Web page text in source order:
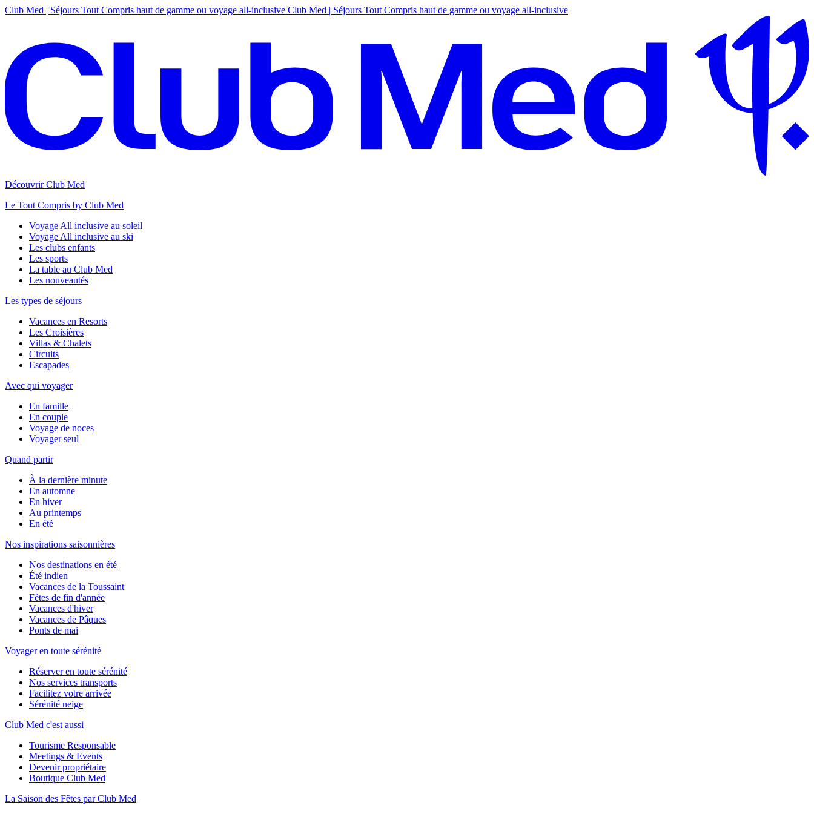
Club Med | Séjours Tout Compris haut de gamme ou voyage all-inclusive Club Med | Séjours Tout Compris haut de gamme ou voyage all-inclusive
Découvrir Club Med
Le Tout Compris by Club Med
Voyage All inclusive au soleil
Voyage All inclusive au ski
Les clubs enfants
Les sports
La table au Club Med
Les nouveautés
Les types de séjours
Vacances en Resorts
Les Croisières
Villas & Chalets
Circuits
Escapades
Avec qui voyager
En famille
En couple
Voyage de noces
Voyager seul
Quand partir
À la dernière minute
En automne
En hiver
Au printemps
En été
Nos inspirations saisonnières
Nos destinations en été
Été indien
Vacances de la Toussaint
Fêtes de fin d'année
Vacances d'hiver
Vacances de Pâques
Ponts de mai
Voyager en toute sérénité
Réserver en toute sérénité
Nos services transports
Facilitez votre arrivée
Sérénité neige
Club Med c'est aussi
Tourisme Responsable
Meetings & Events
Devenir propriétaire
Boutique Club Med
La Saison des Fêtes par Club Med